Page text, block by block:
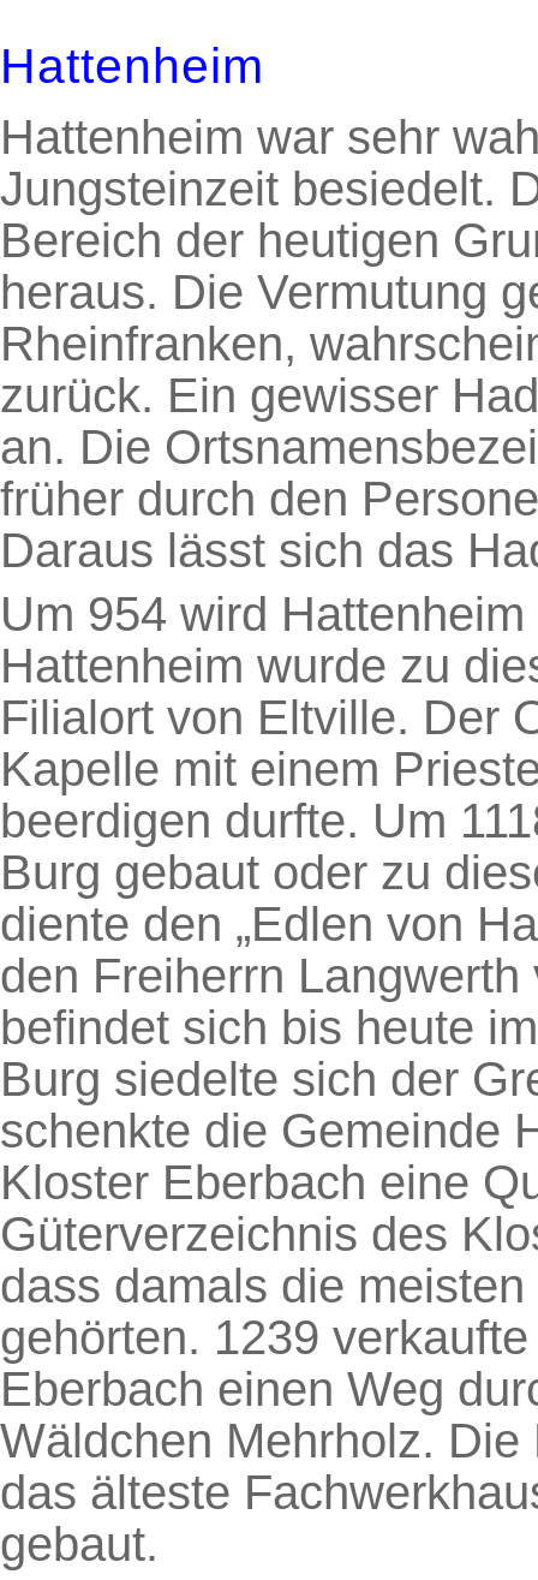
Hattenheim
Hattenheim war sehr
Jungsteinzeit besiedelt.
Bereich der heutigen
heraus. Die Vermutung
Rheinfranken,
zurück. Ein gewisser
an. Die
früher durch den
Daraus lässt sich das
Um 954 wird
Hattenheim wurde zu
Filialort von Eltville. Der
Kapelle mit einem
beerdigen durfte. Um
Burg gebaut oder zu
diente den „Edlen von
den Freiherrn
befindet sich bis heute
Burg siedelte sich der
schenkte die Gemeinde
Kloster Eberbach eine
Güterverzeichnis des
dass damals die
gehörten. 1239
Eberbach einen Weg
Wäldchen Mehrholz.
das älteste
gebaut.